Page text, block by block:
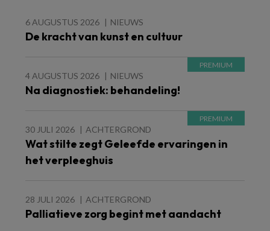
6 AUGUSTUS 2026 NIEUWS
De kracht van kunst en cultuur
4 AUGUSTUS 2026 NIEUWS
Na diagnostiek: behandeling!
30 JULI 2026 ACHTERGROND
Wat stilte zegt Geleefde ervaringen in
het verpleeghuis
28 JULI 2026 ACHTERGROND
Palliatieve zorg begint met aandacht